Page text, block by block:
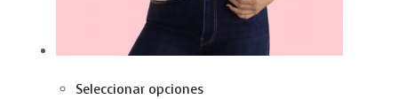
Seleccionar opciones